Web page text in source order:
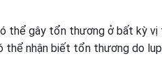
thể gây tổn thương ở bất kỳ
thể nhận biết tổn thương do